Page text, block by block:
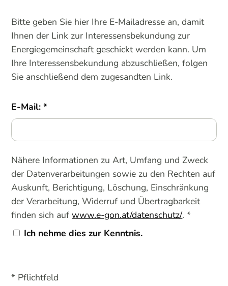
Bitte geben Sie hier Ihre E-Mailadresse an, damit
Ihnen der Link zur Interessensbekundung zur
Energiegemeinschaft geschickt werden kann. Um
Ihre Interessensbekundung abzuschließen, folgen
Sie anschließend dem zugesandten Link.
E-Mail:
Nähere Informationen zu Art, Umfang und Zweck
der Datenverarbeitungen sowie zu den Rechten auf
Auskunft, Berichtigung, Löschung, Einschränkung
der Verarbeitung, Widerruf und Übertragbarkeit
finden sich aufwww.e-gon.at/datenschutz/. *
Ich nehme dies zur Kenntnis.
* Pflichtfeld